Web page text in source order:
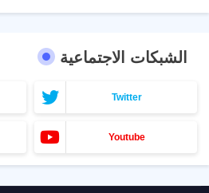
الشبكات الاجتماعية
Twitter
Youtube